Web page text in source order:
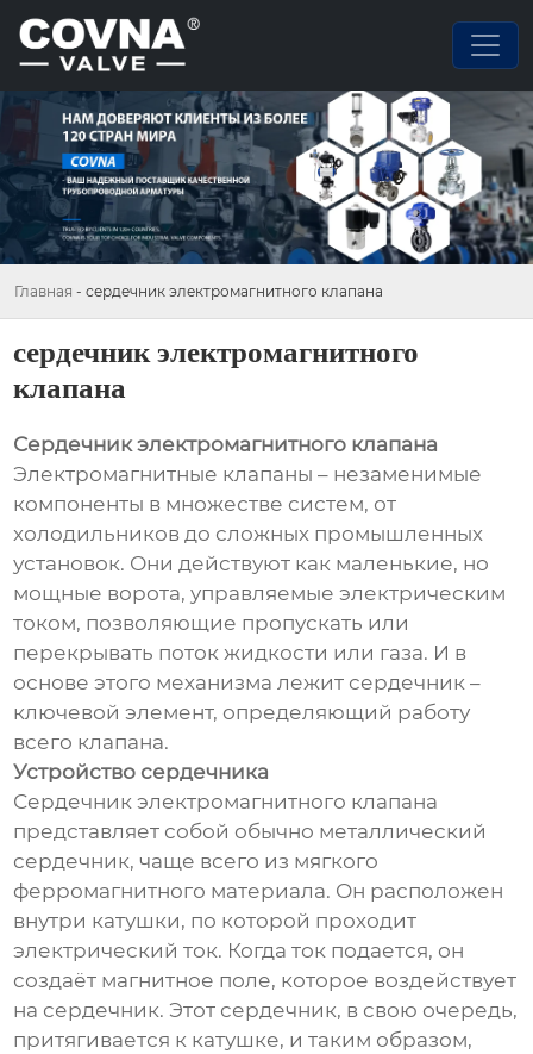
Главная - сердечник электромагнитного клапана
сердечник электромагнитного
клапана
Сердечник электромагнитного клапана
Электромагнитные клапаны – незаменимые
компоненты в множестве систем, от
холодильников до сложных промышленных
установок. Они действуют как маленькие, но
мощные ворота, управляемые электрическим
током, позволяющие пропускать или
перекрывать поток жидкости или газа. И в
основе этого механизма лежит сердечник –
ключевой элемент, определяющий работу
всего клапана.
Устройство сердечника
Сердечник электромагнитного клапана
представляет собой обычно металлический
сердечник, чаще всего из мягкого
ферромагнитного материала. Он расположен
внутри катушки, по которой проходит
электрический ток. Когда ток подается, он
создаёт магнитное поле, которое воздействует
на сердечник. Этот сердечник, в свою очередь,
притягивается к катушке, и таким образом,